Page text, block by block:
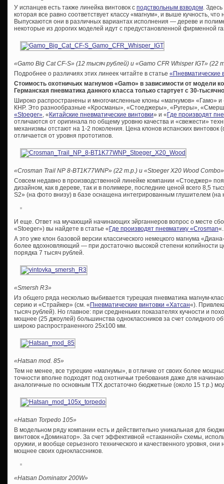
У испанцев есть также линейка винтовок с подствольным взводом.
которая все равно соответствует классу «магнум», и выше кучность,
Выпускаются они в различных вариантах исполнения — дереве и
некоторые из дорогих моделей идут с предустановленной фирменной
«Gamo Big Cat CF-S» (12 тысяч рублей) и «Gamo CFR Whisper IGT» (22
Подробнее о различиях этих линеек читайте в статье «Пневматические
Стоимость охотничьих магнумов «Gamo» в зависимости от модели
Германская пневматика данного класса только стартует с 30-
Широко распространены и многочисленные клоны «магнумов» «Гамо»
КНР. Это разнообразные «Кросманы», «Стоеджеры», «Ругеры»,
«Stoeger», « Китайские пневматические винтовки» и « Где производят
отличаются от оригинала по общему уровню качества и «свежести»
механизмы отстают на 1-2 поколения. Цена клонов испанских винтовок
отличается от уровня прототипов.
«Crosman Trail NP 8-BT1K77WNP» (22 т.р.) и «Stoeger X20 Wood
Совсем недавно в производственной линейке компании «Стоеджер»
дизайном, как в дереве, так и в полимере, последние ценой всего 8,5
S2» (на фото внизу) в базе оснащена интегрированным глушителем
И еще. Ответ на мучающий начинающих эйрганнеров вопрос о месте
«Stoeger») вы найдете в статье « Где производят пневматику «Crosman«.
А это уже клон базовой версии классического немецкого магнума
более вдохновляющий — при достаточно высокой степени копийности
порядка 7 тысяч рублей.
«Smersh R3»
Из общего ряда несколько выбивается турецкая пневматика магнум-
серию и «Страйкер» (см. « Пневматические винтовки «Хатсан«).
тысяч рублей). Но главное: при средненьких показателях кучности и
мощнее (25 джоулей) большинства одноклассников за счет солидного
широко распространенного 25х100 мм.
«Hatsan mod. 85»
Тем не менее, все турецкие «магнумы», в отличие от своих более
точности вполне подходят под охотничьи требования даже для
аналогичные по основным ТТХ достаточно бюджетные (около 15 т.р.)
«Hatsan Torpedo 105»
В модельном ряду компании есть и действительно уникальная для
винтовок «Доминатор». За счет эффективной «стаканной» схемы,
оружии, и вообще серьезного технического и качественного уровня,
мощнее своих одноклассников.
«Hatsan Dominator 200W»